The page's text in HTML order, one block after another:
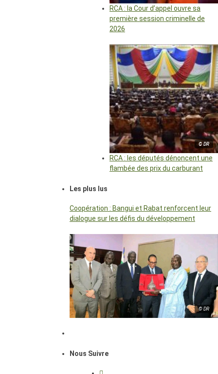
RCA : la Cour d’appel ouvre sa
première session criminelle de
2026
© DR
RCA : les députés dénoncent une
flambée des prix du carburant
Les plus lus
Coopération : Bangui et Rabat renforcent leur
dialogue sur les défis du développement
© DR
Nous Suivre